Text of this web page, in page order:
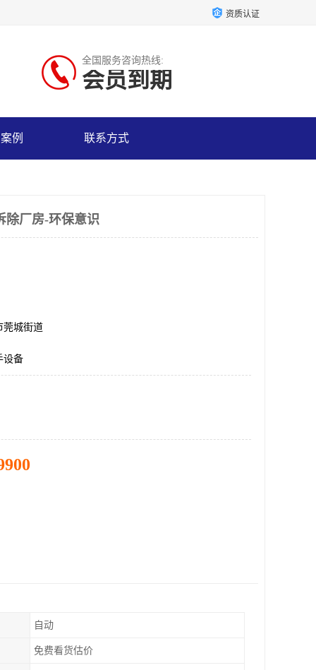
资质认证
全国服务咨询热线:
会员到期
例 联系方式
除厂房-环保意识
莞城街道
设备
自动
免费看货估价